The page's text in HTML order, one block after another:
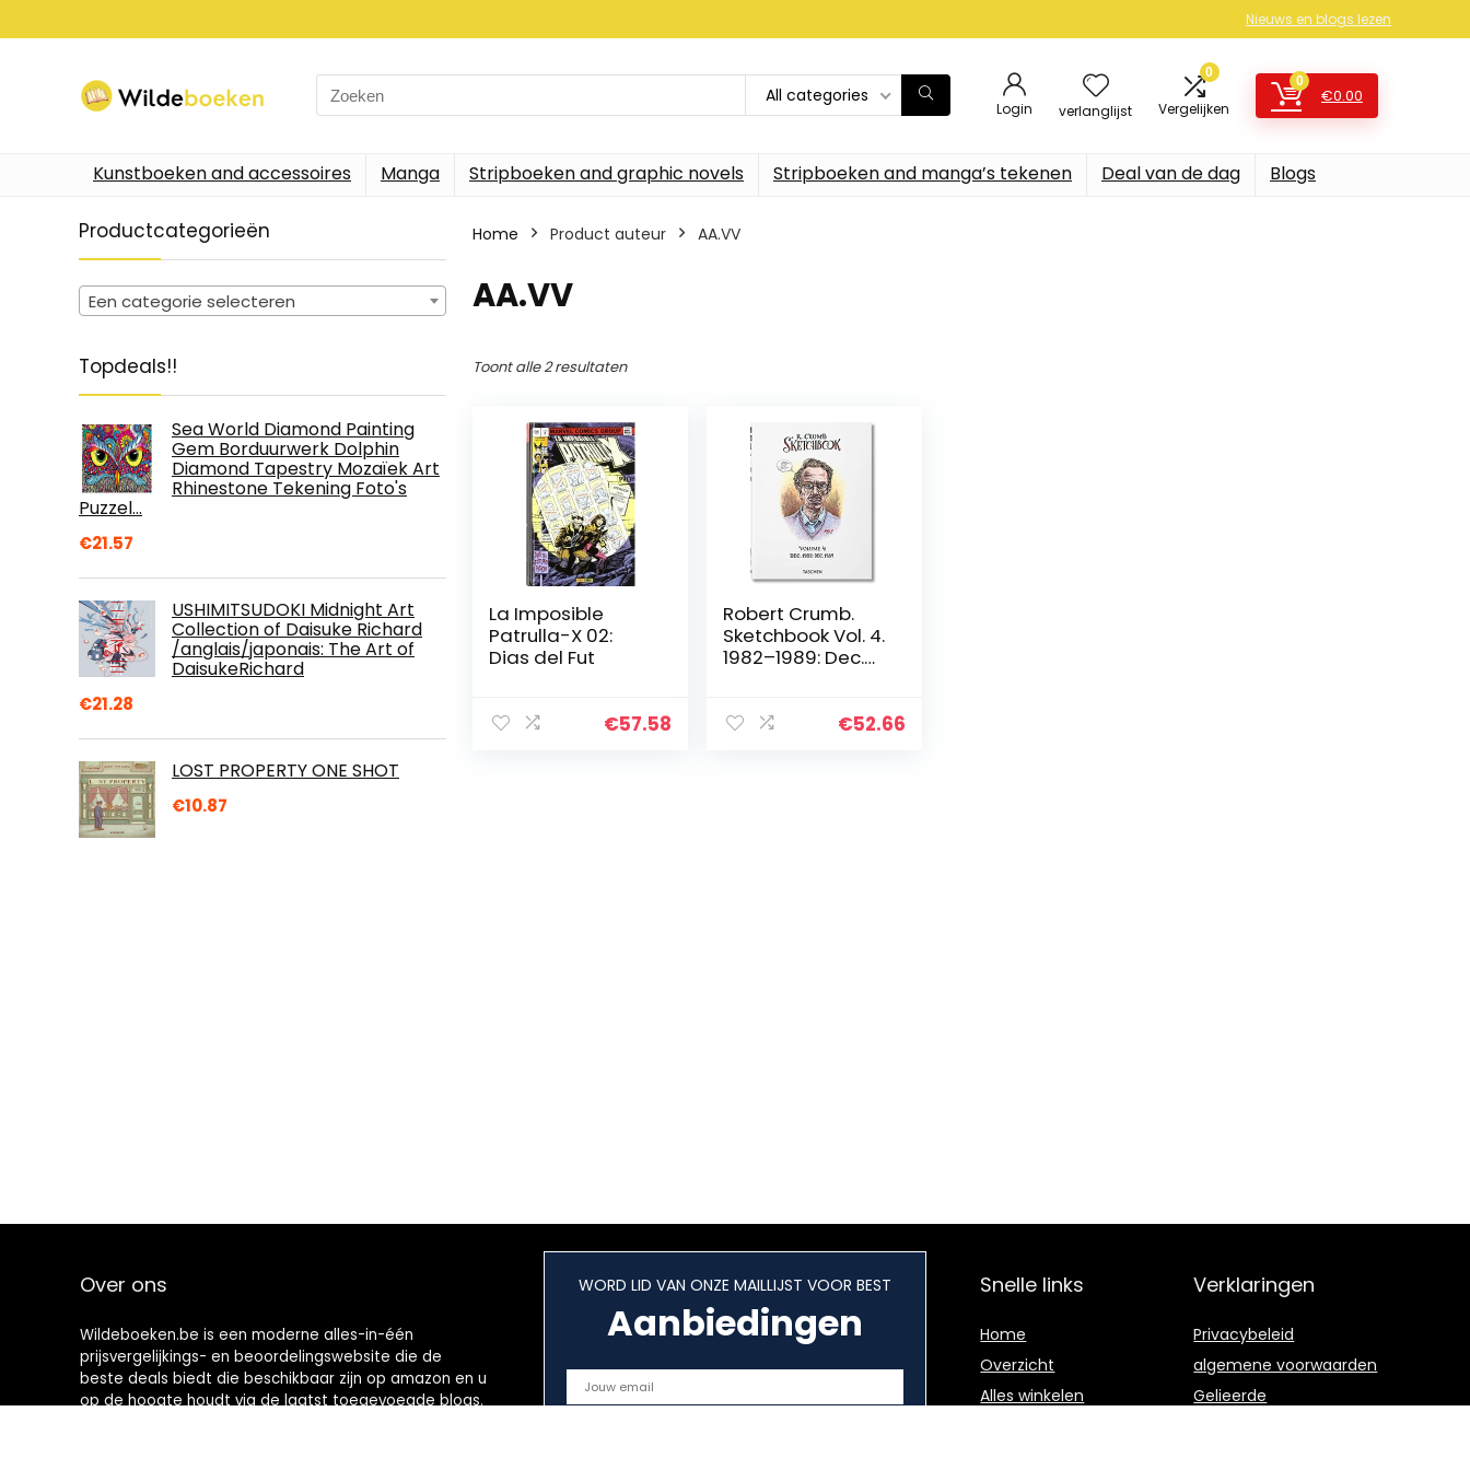
Nieuws en blogs lezen
Search
for:
All categories
Login verlanglijst
0
Vergelijken
0
€0.00
Kunstboeken and accessoires Manga Stripboeken and graphic novels Stripboeken and manga’s tekenen Deal van de dag Blogs
Productcategorieën
Een categorie selecteren
Topdeals!!
Sea World Diamond Painting
Gem Borduurwerk Dolphin
Diamond Tapestry Mozaïek Art
Rhinestone Tekening Foto's
Puzzel…
€21.57
USHIMITSUDOKI Midnight Art
Collection of Daisuke Richard
/anglais/japonais: The Art of
DaisukeRichard
€21.28
LOST PROPERTY ONE SHOT
€10.87
Home Product auteur AA.VV
AA.VV
Toont alle 2 resultaten
La Imposible
Patrulla-X 02:
Dias del Fut
€57.58
Robert Crumb.
Sketchbook Vol. 4.
1982–1989: Dec.
€52.66
Over ons
Wildeboeken.be is een moderne alles-in-één
prijsvergelijkings- en beoordelingswebsite die de
beste deals biedt die beschikbaar zijn op amazon en u
op de hoogte houdt via de laatst toegevoegde blogs.
WORD LID VAN ONZE MAILLIJST VOOR BEST
Aanbiedingen
Snelle links
Home
Overzicht
Alles winkelen
Verklaringen
Privacybeleid
algemene voorwaarden
Gelieerde